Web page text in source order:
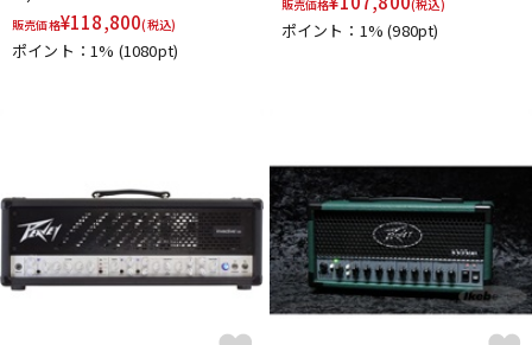
DJ機器 DTM
配信/ライブ機器 楽器アクセサリ
中古 ヴィンテージ
販売価格¥118,800(税込)
ポイント：1% (1080pt)
販売価格 (税込)
ポイント：1%(980pt)